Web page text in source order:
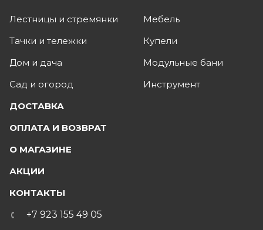
Лестницы и стремянки
Тачки и тележки
Дом и дача
Сад и огород
Мебель
Купели
Модульные бани
Инструмент
ДОСТАВКА
ОПЛАТА И ВОЗВРАТ
О МАГАЗИНЕ
АКЦИИ
КОНТАКТЫ
+7 923 155 49 05